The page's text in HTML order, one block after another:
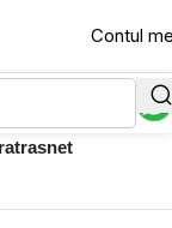
Contul